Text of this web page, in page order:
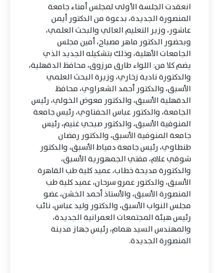
انعقدت الجلسة الأولى لمجلس أمناء جامعة
المنصورة الجديدة، بدعوة من الدكتور أيمن
عاشور، وزير التعليم العالي والبحث العلمي،
وبحضور الدكتور ماهر مصباح، أمين مجلس
الجامعات الأهلية، وذلك بتشكيله الجديد الذي
يضم كلا من: اللواء طارق مرزوق، محافظ الدقهلية،
والدكتورة نادية زخاري، وزيرة البحث العلمي
الأسبق، والدكتور أحمد الشعراوي، محافظ
الدقهلية الأسبق، والدكتور معوض الخولي، رئيس
الجامعة، والدكتور عباس الحفناوي، رئيس جامعة
المنوفية الأسبق، والدكتور صبحي غنيم، رئيس
جامعة المنوفية الأسبق، والدكتور رمضان
طنطاوي، رئيس جامعة دمياط الأسبق، والدكتور
شوقي علام، مفتي الجمهورية الأسبق،
والدكتورة مديحة خطاب، عميد كلية طب القاهرة
الأسبق، والدكتور عمرو سرحان، عميد كلية طب
المنصورة الأسبق، والأستاذ أحمد الخشن، عضو
مجلس النواب الأسبق، والدكتور وليد عباس، نائب
رئيس هيئة المجتمعات العمرانية الجديدة،
والمهندس السيد همام، رئيس جهاز مدينة
المنصورة الجديدة.